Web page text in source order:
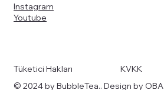
Instagram
Youtube
© 2024 by BubbleTea.. Design by OBA
KVKK
Tüketici Hakları